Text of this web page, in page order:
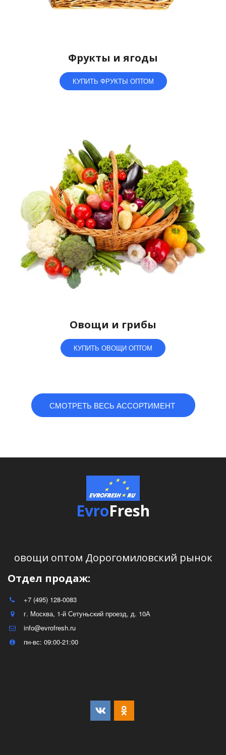
Фрукты и ягоды
КУПИТЬ ФРУКТЫ ОПТОМ
Овощи и грибы
КУПИТЬ ОВОЩИ ОПТОМ
СМОТРЕТЬ ВЕСЬ АССОРТИМЕНТ
EvroFresh
овощи оптом Дорогомиловский рынок
Отдел продаж:
+7 (495) 128-0083
г. Москва, 1-й Сетуньский проезд, д. 10А
info@evrofresh.ru
пн-вс: 09:00-21:00